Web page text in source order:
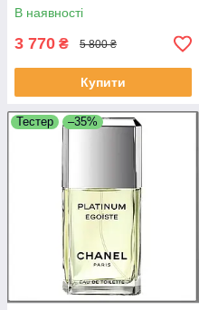
В наявності
3 770 ₴ 5 800 ₴
Купити
Тестер –35%